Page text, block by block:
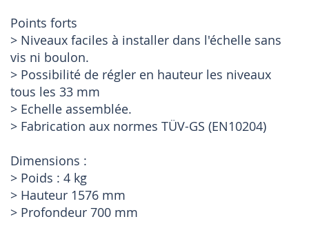
Points forts
> Niveaux faciles à installer dans l'échelle sans
vis ni boulon.
> Possibilité de régler en hauteur les niveaux
tous les 33 mm
> Echelle assemblée.
> Fabrication aux normes TÜV-GS (EN10204)
Dimensions :
> Poids : 4 kg
> Hauteur 1576 mm
> Profondeur 700 mm